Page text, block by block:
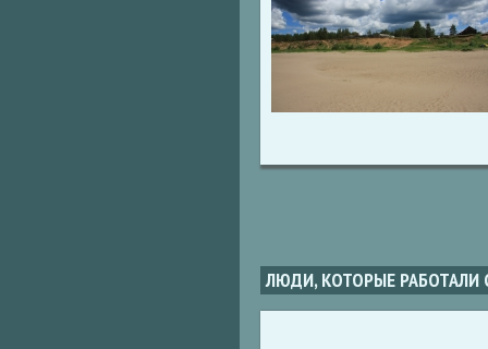
ЛЮДИ, КОТОРЫЕ РАБОТАЛИ